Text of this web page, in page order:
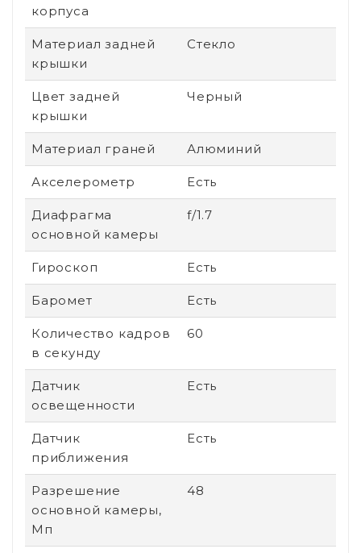
корпуса
Материал задней
крышки
Стекло
Цвет задней
крышки
Черный
Материал граней Алюминий
Акселерометр Есть
Диафрагма
основной камеры
f/1.7
Гироскоп Есть
Баромет Есть
Количество кадров
в секунду
60
Датчик
освещенности
Есть
Датчик
приближения
Есть
Разрешение
основной камеры,
Мп
48